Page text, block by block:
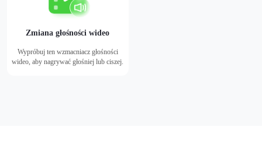
Zmiana głośności wideo
Wypróbuj ten wzmacniacz głośności
wideo, aby nagrywać głośniej lub ciszej.